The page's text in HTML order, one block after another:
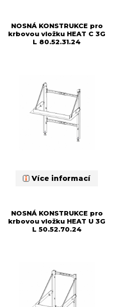
NOSNÁ KONSTRUKCE pro
krbovou vložku HEAT C 3G
L 80.52.31.24
Více informací
NOSNÁ KONSTRUKCE pro
krbovou vložku HEAT U 3G
L 50.52.70.24